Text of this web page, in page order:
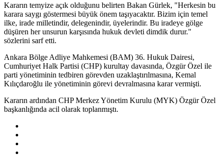
Kararın temyize açık olduğunu belirten Bakan Gürlek, "Herkesin bu
karara saygı göstermesi büyük önem taşıyacaktır. Bizim için temel
ilke, irade milletindir, delegenindir, üyelerindir. Bu iradeye gölge
düşüren her unsurun karşısında hukuk devleti dimdik durur."
sözlerini sarf etti.
Ankara Bölge Adliye Mahkemesi (BAM) 36. Hukuk Dairesi,
Cumhuriyet Halk Partisi (CHP) kurultay davasında, Özgür Özel ile
parti yönetiminin tedbiren görevden uzaklaştırılmasına, Kemal
Kılıçdaroğlu ile yönetiminin görevi devralmasına karar vermişti.
Kararın ardından CHP Merkez Yönetim Kurulu (MYK) Özgür Özel
başkanlığında acil olarak toplanmıştı.